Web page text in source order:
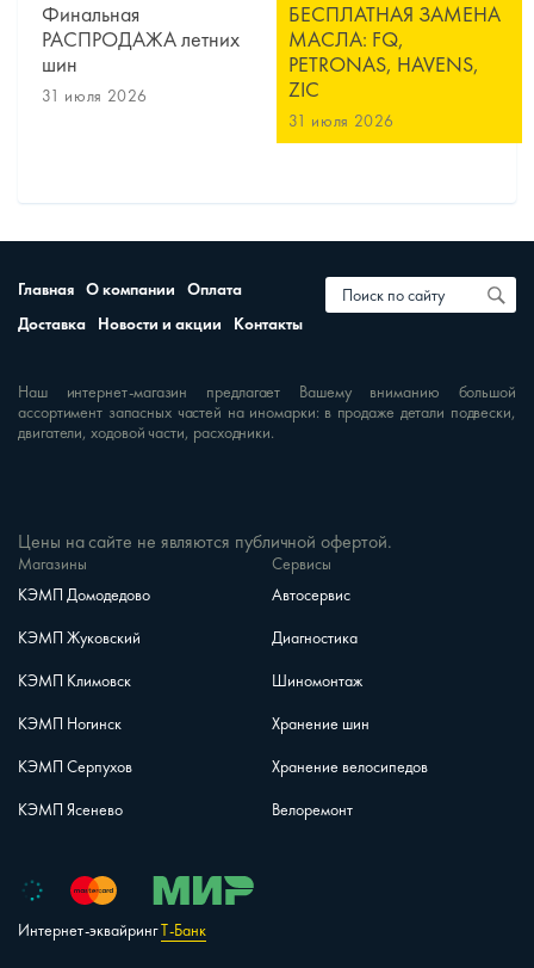
Финальная
РАСПРОДАЖА летних
шин
31 июля 2026
БЕСПЛАТНАЯ ЗАМЕНА
МАСЛА: FQ,
PETRONAS, HAVENS,
ZIC
31 июля 2026
Главная О компании
Оплата
Доставка
Новости и акции Контакты
Магазины
КЭМП Домодедово
КЭМП Жуковский
КЭМП Климовск
КЭМП Ногинск
КЭМП Серпухов
КЭМП Ясенево
Сервисы
Автосервис
Диагностика
Шиномонтаж
Хранение шин
Хранение велосипедов
Велоремонт
Наш интернет-магазин предлагает Вашему вниманию большой
ассортимент запасных частей на иномарки: в продаже детали подвески,
двигатели, ходовой части, расходники.
Интернет-эквайрингТ-Банк
Цены на сайте не являются публичной офертой.